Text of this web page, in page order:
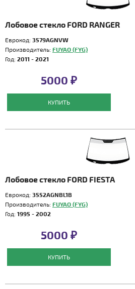
Лобовое стекло FORD RANGER
Еврокод: 3579AGNVW
Производитель: FUYAO (FYG)
Год: 2011 - 2021
5000 ₽
КУПИТЬ
Лобовое стекло FORD FIESTA
Еврокод: 3552AGNBL1B
Производитель: FUYAO (FYG)
Год: 1995 - 2002
5000 ₽
КУПИТЬ